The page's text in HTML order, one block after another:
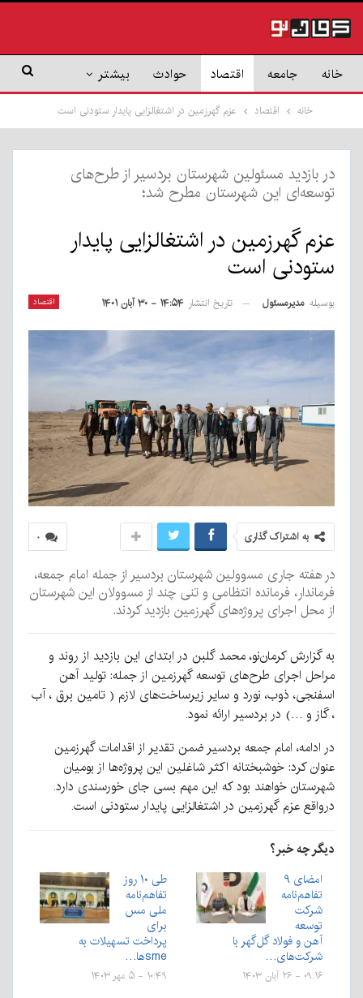
خانه جامعه اقتصاد حوادث بیشتر
خانه اقتصاد عزم گهرزمین در اشتغالزایی پایدار ستودنی است
در بازدید مسئولین شهرستان بردسیر از طرح‌های
توسعه‌ای این شهرستان مطرح شد؛
عزم گهرزمین در اشتغالزایی پایدار
ستودنی است
اقتصاد بوسیله مدیرمسئول تاریخ انتشار ۱۴:۵۴ - ۳۰ آبان ۱۴۰۱
۰ به اشتراک گذاری
در هفته جاری مسوولین شهرستان بردسیر از جمله امام جمعه،
فرماندار، فرمانده انتظامی و تنی چند از مسوولان این شهرستان
از محل اجرای پروژه‌های گهرزمین بازدید کردند.
به گزارش کرمان‌نو، محمد گلبن در ابتدای این بازدید از روند و
مراحل اجرای طرح‌های توسعه گهرزمین از جمله: تولید آهن
اسفنجی، ذوب، نورد و سایر زیرساخت‌های لازم ( تامین برق ، آب
، گاز و …) در بردسیر ارائه نمود.
در ادامه، امام جمعه بردسیر ضمن تقدیر از اقدامات گهرزمین
عنوان کرد: خوشبختانه اکثر شاغلین این پروژه‌ها از بومیان
شهرستان خواهند بود که این مهم بسی جای خورسندی دارد.
درواقع عزم گهرزمین در اشتغالزایی پایدار ستودنی است.
دیگر چه خبر؟
امضای ۹
تفاهم‌نامه
شرکت
توسعه
آهن و فولاد گل‌گهر با
شرکت‌های…
۰۹:۱۶ - ۲۶ آبان ۱۴۰۳
طی ۱۰ روز
تفاهم‌نامه
ملی مس
برای
پرداخت تسهیلات به
smeها…
۱۰:۴۹ - ۵ مهر ۱۴۰۳